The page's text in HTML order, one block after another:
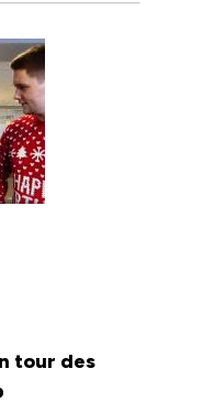
tour des